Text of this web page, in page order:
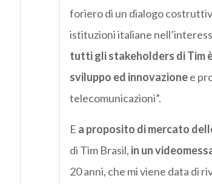
foriero di un dialogo
istituzioni italiane
tutti gli stakeholders di Tim
sviluppo ed innovazionee
telecomunicazioni”.
E a proposito di mercato
di Tim Brasil, in un
20 anni, che mi viene data di